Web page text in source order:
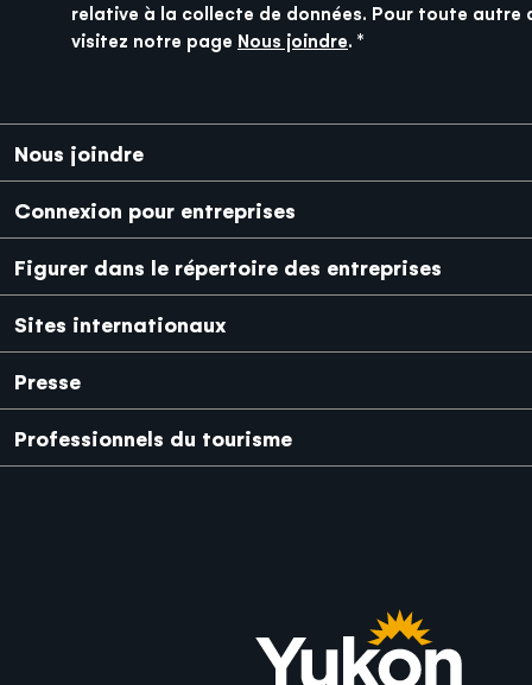
relative à la collecte de données. Pour toute autre
visitez notre page Nous joindre.
Pied de page
Nous joindre
Connexion pour entreprises
Figurer dans le répertoire des entreprises
Sites internationaux
Japanese
Presse
Professionnels du tourisme